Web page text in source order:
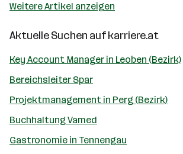
Weitere Artikel anzeigen
Aktuelle Suchen aufkarriere.at
Key Account Manager in Leoben (Bezirk)
Bereichsleiter Spar
Projektmanagement in Perg (Bezirk)
Buchhaltung Vamed
Gastronomie in Tennengau